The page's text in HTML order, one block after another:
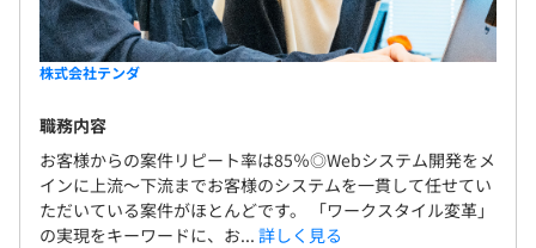
株式会社テンダ
職務内容
お客様からの案件リピート率は85％◎Webシステム開発をメ
インに上流～下流までお客様のシステムを一貫して任せてい
ただいている案件がほとんどです。 「ワークスタイル変革」
の実現をキーワードに、お... 詳しく見る